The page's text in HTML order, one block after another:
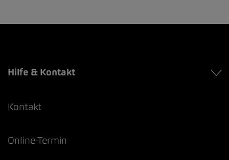
Hilfe & Kontakt
Kontakt
Online-Termin